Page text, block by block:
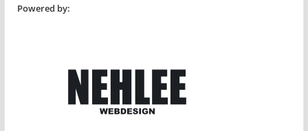
Powered by: